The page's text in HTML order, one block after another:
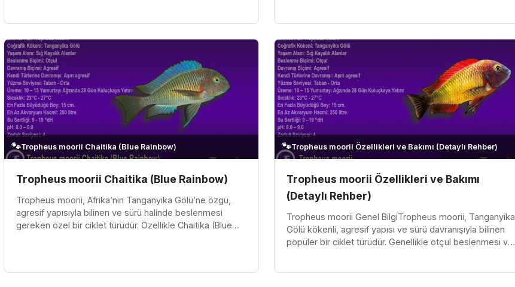
🐾Tropheus moorii Chaitika (Blue Rainbow)
Tropheus moorii Chaitika (Blue Rainbow)
Tropheus moorii, Afrika’nın Tanganyika Gölü’ne özgü,
agresif yapısıyla bilinen ve sürü halinde beslenmesi
gereken özel bir ciklet türüdür. Özellikle Chaitika (Blue
🐾Tropheus moorii Özellikleri ve Bakımı (Detaylı Rehber)
Tropheus moorii Özellikleri ve Bakımı
(Detaylı Rehber)
Tropheus moorii Genel BilgiTropheus moorii, Tanganyika
Gölü kökenli, agresif yapısı ve sürü davranışıyla bilinen
popüler bir ciklet türüdür. Genellikle otçul beslenmesi ve